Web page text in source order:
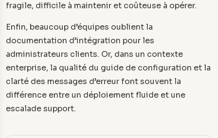
fragile, difficile à maintenir et coûteuse à opérer.
Enfin, beaucoup d’équipes oublient la
documentation d’intégration pour les
administrateurs clients. Or, dans un contexte
enterprise, la qualité du guide de configuration et la
clarté des messages d’erreur font souvent la
différence entre un déploiement fluide et une
escalade support.